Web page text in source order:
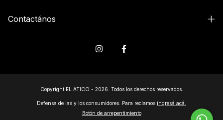
Contactános
Copyright EL ATICO - 2026. Todos los derechos reservados.
Defensa de las y los consumidores. Para reclamos ingresá acá.
Botón de arrepentimiento